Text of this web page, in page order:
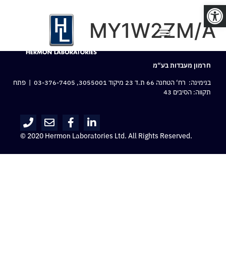
פתח סרגל נגישות
MY1W2ZM/A
חרמון מעבדות בע“מ
בנימינה: רח‘ הטחנה 66 ת.ד 23 מיקוד 3055001,
03-376-7405 | פתח
תקווה: הסיבים 43
© 2020 Hermon Laboratories Ltd. All Rights Reserved.